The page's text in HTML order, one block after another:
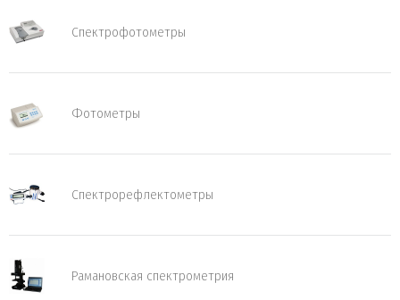
Спектрофотометры
Фотометры
Спектрорефлектометры
Рамановская спектрометрия